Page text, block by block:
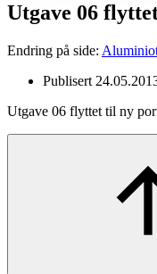
Utgave 06
Endring på side:
Publisert
Utgave 06 flyttet til ny